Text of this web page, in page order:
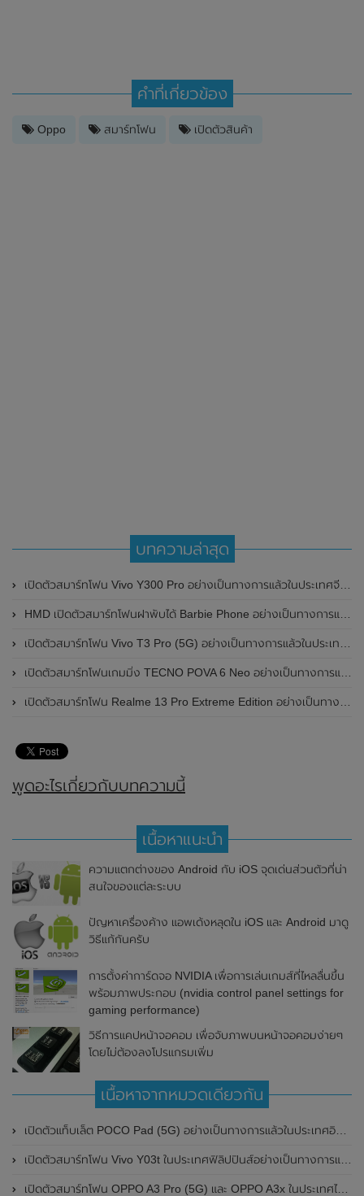
คำที่เกี่ยวข้อง
Oppo สมาร์ทโฟน เปิดตัวสินค้า
บทความล่าสุด
เปิดตัวสมาร์ทโฟน Vivo Y300 Pro อย่างเป็นทางการแล้วในประเทศจีน มาพร้อมดีไซน์พรีเมี่ยม ทนทาน และแบตเตอรี่สุดอึดขนาดใหญ่ 6,500mAh พร้อมรองรับการชาร์จไว 80W
HMD เปิดตัวสมาร์ทโฟนฝาพับได้ Barbie Phone อย่างเป็นทางการแล้ว มาพร้อมธีมสีชมพูสดใส
เปิดตัวสมาร์ทโฟน Vivo T3 Pro (5G) อย่างเป็นทางการแล้วในประเทศอินเดีย
เปิดตัวสมาร์ทโฟนเกมมิ่ง TECNO POVA 6 Neo อย่างเป็นทางการแล้วในประเทศไทย ในราคา 8,499 บาท
เปิดตัวสมาร์ทโฟน Realme 13 Pro Extreme Edition อย่างเป็นทางการแล้วในประเทศจีน
พูดอะไรเกี่ยวกับบทความนี้
เนื้อหาแนะนำ
ความแตกต่างของ Android กับ iOS จุดเด่นส่วนตัวที่น่า
สนใจของแต่ละระบบ
ปัญหาเครื่องค้าง แอพเด้งหลุดใน iOS และ Android มาดู
วิธีแก้กันครับ
การตั้งค่าการ์ดจอ NVIDIA เพื่อการเล่นเกมส์ที่ไหลลื่นขึ้น
พร้อมภาพประกอบ (nvidia control panel settings for
gaming performance)
วิธีการแคปหน้าจอคอม เพื่อจับภาพบนหน้าจอคอมง่ายๆ
โดยไม่ต้องลงโปรแกรมเพิ่ม
เนื้อหาจากหมวดเดียวกัน
เปิดตัวแท็บเล็ต POCO Pad (5G) อย่างเป็นทางการแล้วในประเทศอินเดีย มาพร้อมชิปเซ็ต Snapdragon 7s Gen 2 ของ Qualcomm และรองรับเครือข่าย 5G
เปิดตัวสมาร์ทโฟน Vivo Y03t ในประเทศฟิลิปปินส์อย่างเป็นทางการแล้ว มาพร้อมชิปเซ็ต Unisoc T612 , กล้องหลัง ความละเอียด 13MP , แบตเตอรี่ 5,000mAh และหน้าจอแสดงผล LCD / 90Hz
เปิดตัวสมาร์ทโฟน OPPO A3 Pro (5G) และ OPPO A3x ในประเทศไทยอย่างเป็นทางการแล้ว ในราคาเริ่มต้นเพียง 3,999 บาท